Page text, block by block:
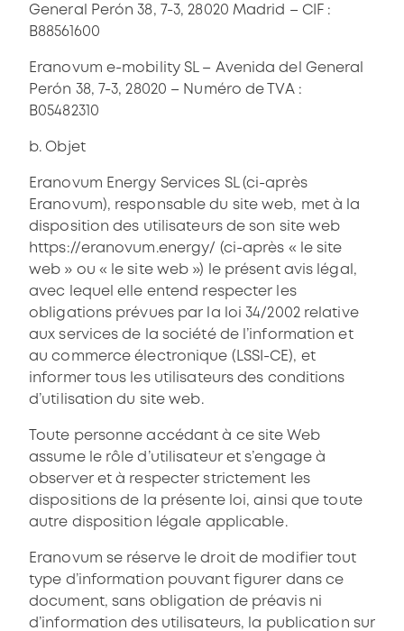
General Perón 38, 7-3, 28020 Madrid – CIF :
B88561600
Eranovum e-mobility SL – Avenida del General
Perón 38, 7-3, 28020 – Numéro de TVA :
B05482310
b. Objet
Eranovum Energy Services SL (ci-après
Eranovum), responsable du site web, met à la
disposition des utilisateurs de son site web
https://eranovum.energy/ (ci-après « le site
web » ou « le site web ») le présent avis légal,
avec lequel elle entend respecter les
obligations prévues par la loi 34/2002 relative
aux services de la société de l’information et
au commerce électronique (LSSI-CE), et
informer tous les utilisateurs des conditions
d’utilisation du site web.
Toute personne accédant à ce site Web
assume le rôle d’utilisateur et s’engage à
observer et à respecter strictement les
dispositions de la présente loi, ainsi que toute
autre disposition légale applicable.
Eranovum se réserve le droit de modifier tout
type d’information pouvant figurer dans ce
document, sans obligation de préavis ni
d’information des utilisateurs, la publication sur